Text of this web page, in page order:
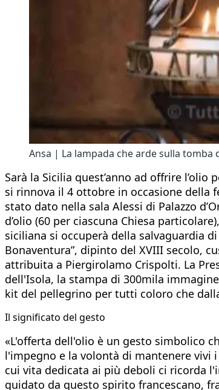
Ansa | La lampada che arde sulla tomba
Sarà la Sicilia quest’anno ad offrire
si rinnova il 4 ottobre in occasione della
stato dato nella sala Alessi di Palazzo
d’olio (60 per ciascuna Chiesa
siciliana si occuperà della salvaguardia
Bonaventura”, dipinto del XVIII secolo,
attribuita a Piergirolamo Crispolti. La
dell'Isola, la stampa di 300mila
kit del pellegrino per tutti coloro che
Il significato del gesto
«L'offerta dell'olio è un gesto simbolico
l'impegno e la volontà di mantenere vivi
cui vita dedicata ai più deboli ci ricorda
guidato da questo spirito francescano,